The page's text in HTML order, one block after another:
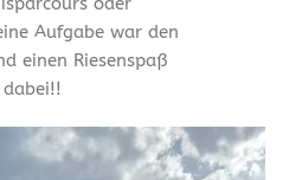
Aufgabe war den
einen Riesenspaß